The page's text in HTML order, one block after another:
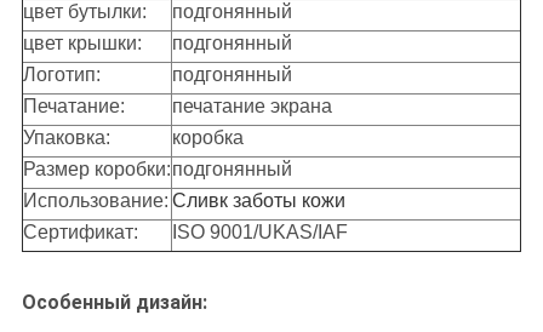
цвет бутылки:
подгонянный
цвет крышки:
подгонянный
Логотип:
подгонянный
Печатание:
печатание экрана
Упаковка:
коробка
Размер коробки:подгонянный
Использование: Сливк заботы кожи
Сертификат:
ISO 9001/UKAS/IAF
Особенный дизайн: